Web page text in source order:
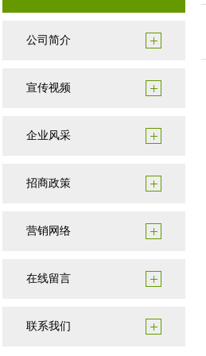
公司简介
宣传视频
企业风采
招商政策
营销网络
在线留言
联系我们